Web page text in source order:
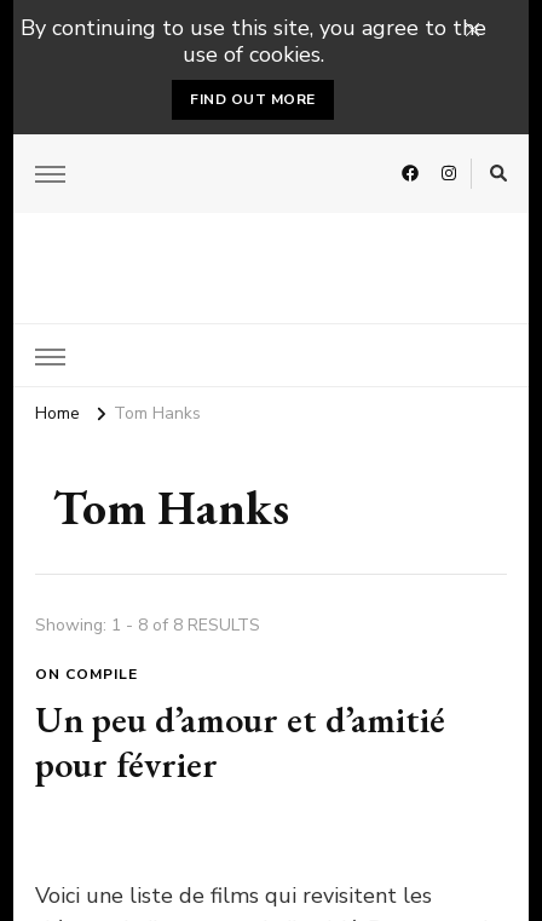
By continuing to use this site, you agree to the
use of cookies.
FIND OUT MORE
Home Tom Hanks
Tom Hanks
Showing: 1 - 8 of 8 RESULTS
ON COMPILE
Un peu d’amour et d’amitié
pour février
Voici une liste de films qui revisitent les